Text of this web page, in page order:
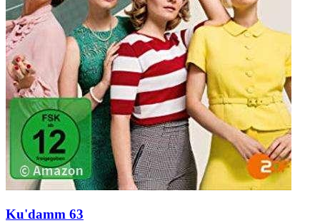
Ku'damm 63